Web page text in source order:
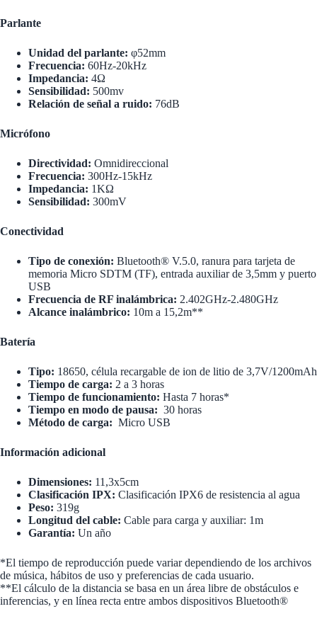
Parlante
Unidad del parlante: φ52mm
Frecuencia: 60Hz-20kHz
Impedancia: 4Ω
Sensibilidad: 500mv
Relación de señal a ruido: 76dB
Micrófono
Directividad: Omnidireccional
Frecuencia: 300Hz-15kHz
Impedancia: 1KΩ
Sensibilidad: 300mV
Conectividad
Tipo de conexión: Bluetooth® V.5.0, ranura para tarjeta de
memoria Micro SDTM (TF), entrada auxiliar de 3,5mm y puerto
USB
Frecuencia de RF inalámbrica: 2.402GHz-2.480GHz
Alcance inalámbrico: 10m a 15,2m**
Batería
Tipo: 18650, célula recargable de ion de litio de 3,7V/1200mAh
Tiempo de carga: 2 a 3 horas
Tiempo de funcionamiento: Hasta 7 horas*
Tiempo en modo de pausa: 30 horas
Método de carga: Micro USB
Información adicional
Dimensiones: 11,3x5cm
Clasificación IPX: Clasificación IPX6 de resistencia al agua
Peso: 319g
Longitud del cable: Cable para carga y auxiliar: 1m
Garantía: Un año
*El tiempo de reproducción puede variar dependiendo de los archivos
de música, hábitos de uso y preferencias de cada usuario.
**El cálculo de la distancia se basa en un área libre de obstáculos e
inferencias, y en línea recta entre ambos dispositivos Bluetooth®